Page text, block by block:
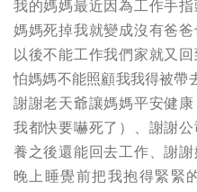
我的媽媽最近因為工作手
媽媽死掉我就變成沒有爸
以後不能工作我們家就又
怕媽媽不能照顧我我得被帶
謝謝老天爺讓媽媽平安健
我都快要嚇死了）、謝謝
養之後還能回去工作、謝
晚上睡覺前把我抱得緊緊